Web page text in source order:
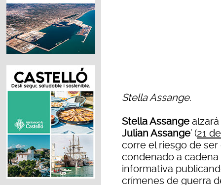
Stella Assange.
Stella Assange alzará
Julian Assange’ (21
corre el riesgo de
condenado a
informativa
crímenes de guerra